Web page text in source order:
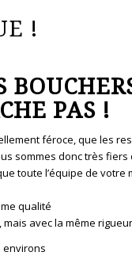
!
PAS !
féroce, que les
sommes donc très
toute l’équipe de votre
qualité
avec la même
environs